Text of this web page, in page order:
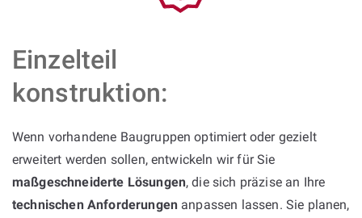
Einzelteil
konstruktion:
Wenn vorhandene Baugruppen optimiert oder gezielt
erweitert werden sollen, entwickeln wir für Sie
maßgeschneiderte Lösungen, die sich präzise an Ihre
technischen Anforderungen anpassen lassen. Sie planen,